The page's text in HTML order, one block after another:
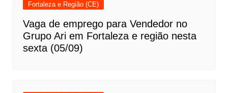
Fortaleza e Região (CE)
Vaga de emprego para Vendedor no
Grupo Ari em Fortaleza e região nesta
sexta (05/09)